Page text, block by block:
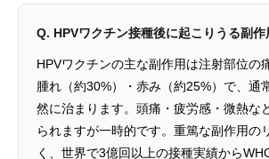
Q. HPVワクチン接種後に起こりうる副作
HPVワクチンの主な副作用は注射部位の
腫れ（約30%）・赤み（約25%）で、通
然に治まります。頭痛・疲労感・微熱な
られますが一時的です。重篤な副作用の
く、世界で3億回以上の接種実績から